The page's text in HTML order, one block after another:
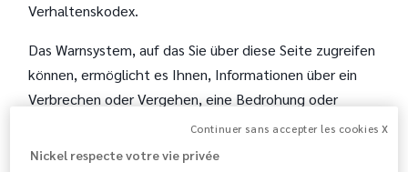
Verhaltenskodex.
Das Warnsystem, auf das Sie über diese Seite zugreifen
können, ermöglicht es Ihnen, Informationen über ein
Verbrechen oder Vergehen, eine Bedrohung oder
Schädigung des öffentlichen Interesses, einen Verstoß
oder den Versuch, einen Verstoß gegen geltendes und
Continuer sans accepter les cookies X
Nickel respecte votre vie privée